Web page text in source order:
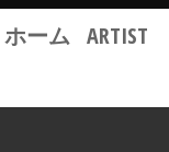
ホーム ARTIST